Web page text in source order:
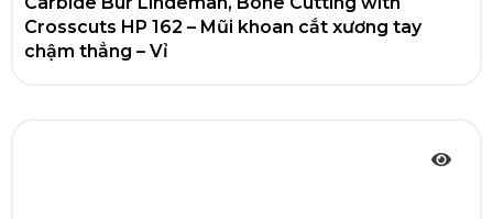
Crosscuts HP 162 – Mũi khoan cắt xương tay
chậm thẳng – Vỉ